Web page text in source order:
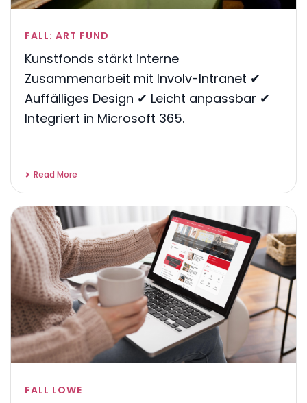
FALL: ART FUND
Kunstfonds stärkt interne
Zusammenarbeit mit Involv-Intranet ✔
Auffälliges Design ✔ Leicht anpassbar ✔
Integriert in Microsoft 365.
Read More
FALL LOWE